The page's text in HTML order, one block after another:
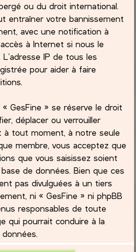
ou du droit international.
entraîner votre bannissement
avec une notification à
à Internet si nous le
IP de tous les
pour aider à faire
GesFine » se réserve le droit
déplacer ou verrouiller
à tout moment, à notre seule
membre, vous acceptez que
que vous saisissez soient
de données. Bien que ces
pas divulguées à un tiers
ni « GesFine » ni phpBB
responsables de toute
qui pourrait conduire à la